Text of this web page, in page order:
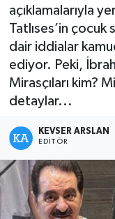
açıklamalarıyla
Tatlıses’in çocuk
dair iddialar
ediyor. Peki,
Mirasçıları kim?
detaylar...
KEVSER ARSLAN
EDITÖR
Sağlık
Teknoloji
Kültür -
Yaşam
Son Dakika
Haber Arşivi